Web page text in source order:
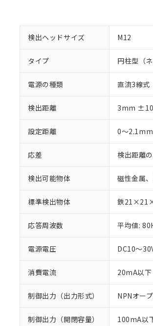
検出ヘッドサイズ M12
タイプ 円柱型（
電源の種類 直流3線式
検出距離 3mm
設定距離 0～2.1mm
応差 検出距離
検出可能物体 磁性金属
標準検出物体 鉄
応答周波数 平均値:
電源電圧 DC10～
消費電流 20mA以下
制御出力（出力形式） NPNオー
制御出力（開閉容量） 100mA以